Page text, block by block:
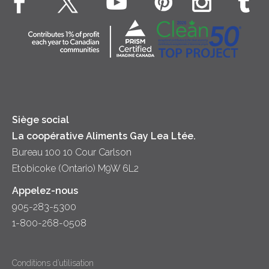
Soupes
Fromage cottage
Crème sure
Principes coopératifs
Contactez-nous
Location
Siège social
La coopérative Aliments Gay Lea Ltée.
Bureau 100 10 Cour Carlson
Etobicoke (Ontario) M9W 6L2
Appelez-nous
905-283-5300
1-800-268-0508
Conditions d’utilisation